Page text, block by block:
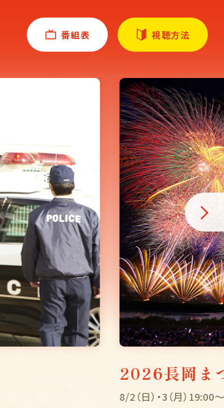
番組表 視聴方法
韓国ド
8/6（木）スタ